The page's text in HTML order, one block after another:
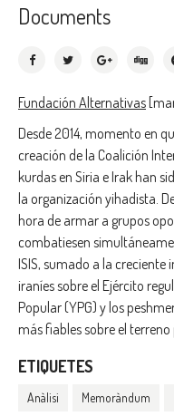
Documents
Fundación Alternativas
Desde 2014, momento en
creación de la Coalición
kurdas en Siria e Irak han
la organización yihadista.
hora de armar a grupos
combatiesen
ISIS, sumado a la creciente
iraníes sobre el Ejército
Popular (YPG) y los
más fiables sobre el
ETIQUETES
Anàlisi Memoràndum